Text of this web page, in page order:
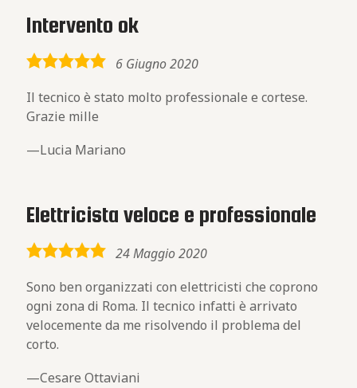
Intervento ok
5,0
6 Giugno 2020
Il tecnico è stato molto professionale e cortese.
Grazie mille
Lucia Mariano
Elettricista veloce e professionale
5,0
24 Maggio 2020
Sono ben organizzati con elettricisti che coprono
ogni zona di Roma. Il tecnico infatti è arrivato
velocemente da me risolvendo il problema del
corto.
Cesare Ottaviani